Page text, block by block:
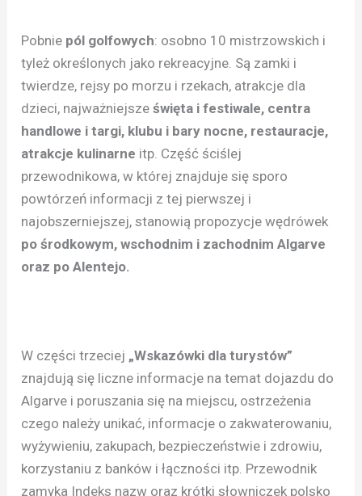
Pobnie pól golfowych: osobno 10 mistrzowskich i
tyleż określonych jako rekreacyjne. Są zamki i
twierdze, rejsy po morzu i rzekach, atrakcje dla
dzieci, najważniejsześwięta i festiwale, centra
handlowe i targi, klubu i bary nocne, restauracje,
atrakcje kulinarne itp. Część ściślej
przewodnikowa, w której znajduje się sporo
powtórzeń informacji z tej pierwszej i
najobszerniejszej, stanowią propozycje wędrówek
po środkowym, wschodnim i zachodnim Algarve
oraz po Alentejo.
W części trzeciej „Wskazówki dla turystów”
znajdują się liczne informacje na temat dojazdu do
Algarve i poruszania się na miejscu, ostrzeżenia
czego należy unikać, informacje o zakwaterowaniu,
wyżywieniu, zakupach, bezpieczeństwie i zdrowiu,
korzystaniu z banków i łączności itp. Przewodnik
zamyka Indeks nazw oraz krótki słowniczek polsko